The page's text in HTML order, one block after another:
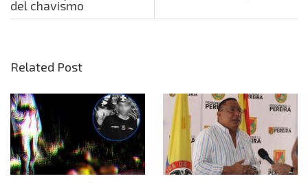
del chavismo
Related Post